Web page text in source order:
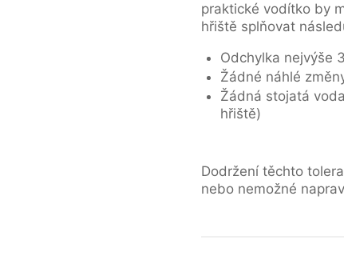
praktické vodítko by
hřiště splňovat
Odchylka nejvýše
Žádné náhlé
Žádná stojatá
hřiště)
Dodržení těchto
nebo nemožné